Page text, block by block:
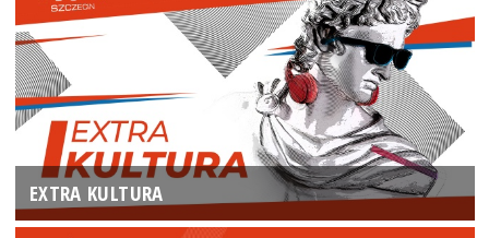
EXTRA KULTURA